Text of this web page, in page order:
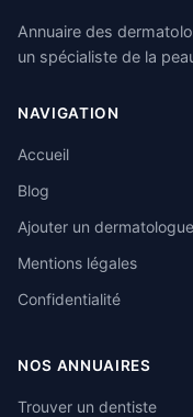
Annuaire des
un spécialiste de la
NAVIGATION
Accueil
Blog
Ajouter un dermatologue
Mentions légales
Confidentialité
NOS ANNUAIRES
Trouver un dentiste